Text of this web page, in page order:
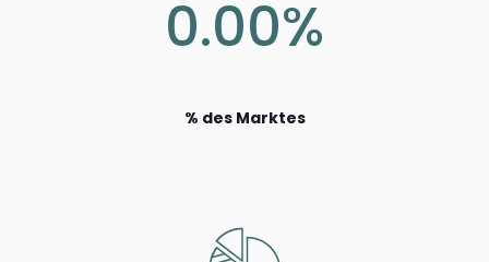
0.00%
% des Marktes